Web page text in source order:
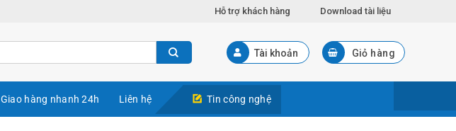
Hỗ trợ khách hàng Download tài liệu
Tài khoản Giỏ hàng
Giao hàng nhanh 24h Liên hệ Tin công nghệ